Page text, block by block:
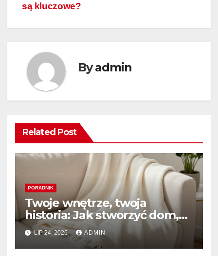
są kluczowe?
Byadmin
Related Post
PORADNIK
Twoje wnętrze, twoja
historia: Jak stworzyć dom,
który naprawdę kochasz
LIP 24, 2026 ADMIN